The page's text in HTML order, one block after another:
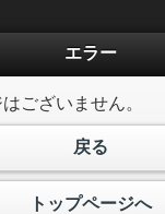
エラー
ございません。
戻る
トップページへ